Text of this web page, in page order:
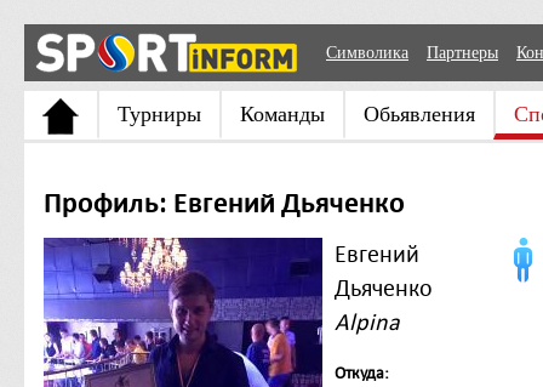
Символика Партнеры
Турниры Команды Обьявления
Профиль: Евгений Дьяченко
Евгений
Дьяченко
Alpina
Откуда: